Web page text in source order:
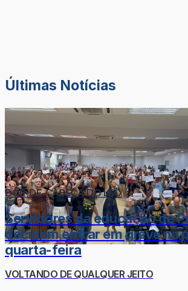
Últimas Notícias
DOR-DE-CABEÇA DO LÉO
Servidores da educação de
decidem entrar em greve na
quarta-feira
VOLTANDO DE QUALQUER JEITO